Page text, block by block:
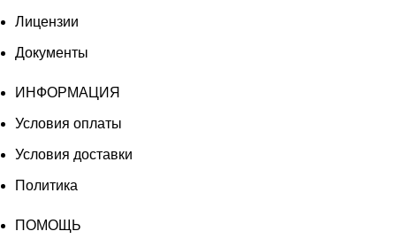
Лицензии
Документы
ИНФОРМАЦИЯ
Условия оплаты
Условия доставки
Политика
ПОМОЩЬ